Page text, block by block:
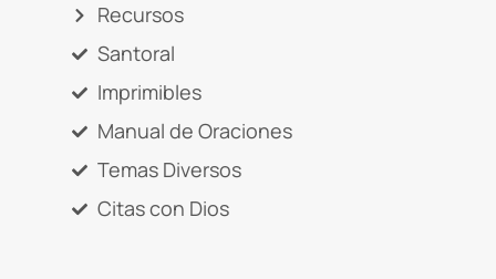
Recursos
Santoral
Imprimibles
Manual de Oraciones
Temas Diversos
Citas con Dios